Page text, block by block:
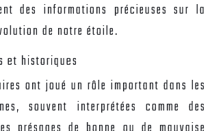
des informations précieuses sur la
de notre étoile.
et historiques
ont joué un rôle important dans les
souvent interprétées comme des